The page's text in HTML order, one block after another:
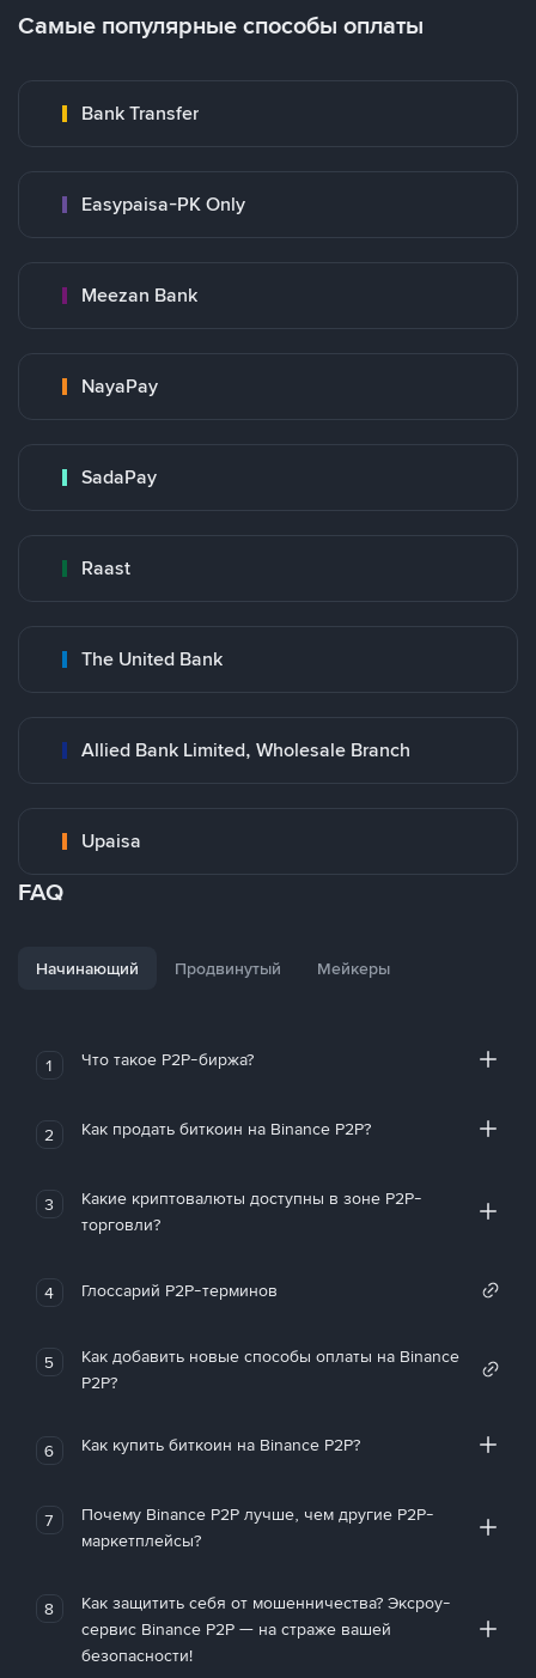
Самые популярные способы оплаты
Bank Transfer
Easypaisa-PK Only
Meezan Bank
NayaPay
SadaPay
Raast
The United Bank
Allied Bank Limited, Wholesale Branch
Upaisa
FAQ
Начинающий Продвинутый Мейкеры
1 Что такое P2P-биржа?
2 Как продать биткоин на Binance P2P?
3
Какие криптовалюты доступны в зоне P2P-
торговли?
4 Глоссарий P2P-терминов
5
Как добавить новые способы оплаты на Binance
P2P?
6 Как купить биткоин на Binance P2P?
7
Почему Binance P2P лучше, чем другие P2P-
маркетплейсы?
8
Как защитить себя от мошенничества? Эксроу-
сервис Binance P2P — на страже вашей
безопасности!